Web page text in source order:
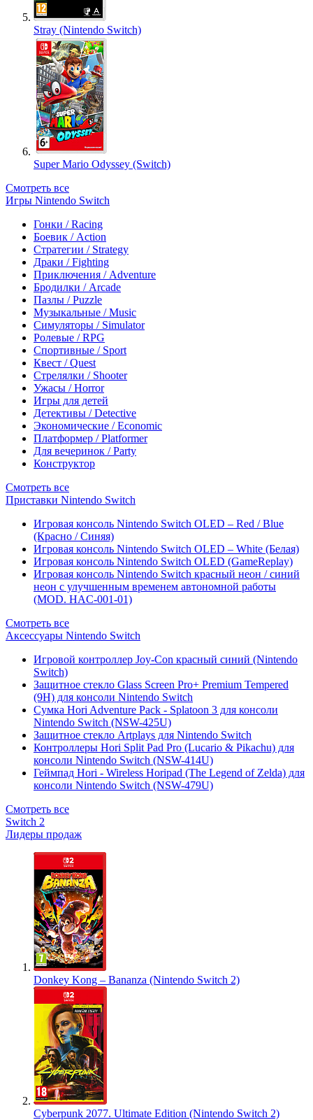
Stray (Nintendo Switch)
Super Mario Odyssey (Switch)
Смотреть все
Игры Nintendo Switch
Гонки / Racing
Боевик / Action
Стратегии / Strategy
Драки / Fighting
Приключения / Adventure
Бродилки / Arcade
Пазлы / Puzzle
Музыкальные / Music
Симуляторы / Simulator
Ролевые / RPG
Спортивные / Sport
Квест / Quest
Стрелялки / Shooter
Ужасы / Horror
Игры для детей
Детективы / Detective
Экономические / Economic
Платформер / Platformer
Для вечеринок / Party
Конструктор
Смотреть все
Приставки Nintendo Switch
Игровая консоль Nintendo Switch OLED – Red / Blue
(Красно / Синяя)
Игровая консоль Nintendo Switch OLED – White (Белая)
Игровая консоль Nintendo Switch OLED (GameReplay)
Игровая консоль Nintendo Switch красный неон / синий
неон с улучшенным временем автономной работы
(MOD. HAC-001-01)
Смотреть все
Аксессуары Nintendo Switch
Игровой контроллер Joy-Con красный синий (Nintendo
Switch)
Защитное стекло Glass Screen Pro+ Premium Tempered
(9H) для консоли Nintendo Switch
Сумка Hori Adventure Pack - Splatoon 3 для консоли
Nintendo Switch (NSW-425U)
Защитное стекло Artplays для Nintendo Switch
Контроллеры Hori Split Pad Pro (Lucario & Pikachu) для
консоли Nintendo Switch (NSW-414U)
Геймпад Hori - Wireless Horipad (The Legend of Zelda) для
консоли Nintendo Switch (NSW-479U)
Смотреть все
Switch 2
Лидеры продаж
Donkey Kong – Bananza (Nintendo Switch 2)
Cyberpunk 2077. Ultimate Edition (Nintendo Switch 2)